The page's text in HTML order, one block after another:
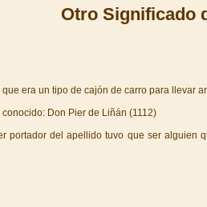
Otro Significado
era un tipo de cajón de carro para llevar
Don Pier de Liñán (1112)
portador del apellido tuvo que ser alguien